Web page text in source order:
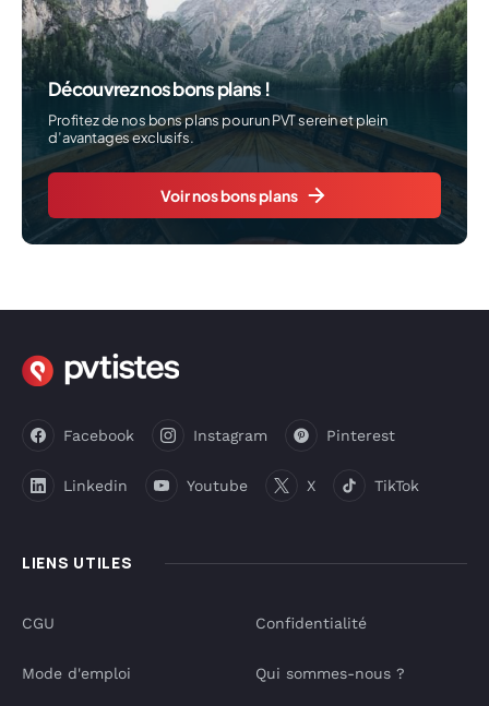
Découvrez nos bons plans !
Profitez de nos bons plans pour un PVT serein et plein
d’avantages exclusifs.
Voir nos bons plans
LIENS UTILES
Facebook Instagram Pinterest
Linkedin Youtube X TikTok
CGU
Mode d'emploi
Confidentialité
Qui sommes-nous ?